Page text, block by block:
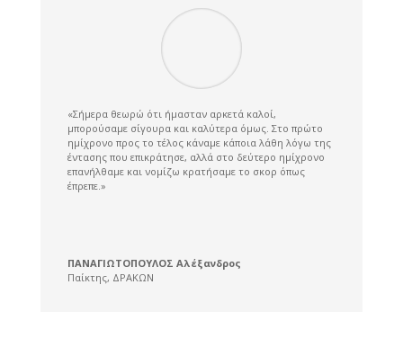
«Σήμερα θεωρώ ότι ήμασταν αρκετά καλοί,
μπορούσαμε σίγουρα και καλύτερα όμως. Στο πρώτο
ημίχρονο προς το τέλος κάναμε κάποια λάθη λόγω της
έντασης που επικράτησε, αλλά στο δεύτερο ημίχρονο
επανήλθαμε και νομίζω κρατήσαμε το σκορ όπως
έπρεπε.»
ΠΑΝΑΓΙΩΤΟΠΟΥΛΟΣ Αλέξανδρος
Παίκτης, ΔΡΑΚΩΝ